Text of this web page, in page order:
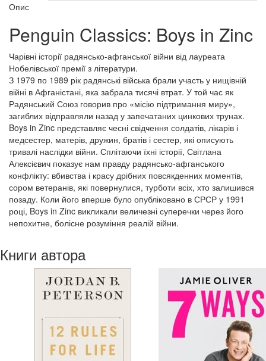
Опис
Penguin Classics: Boys in Zinc
Чарівні історії радянсько-афганської війни від лауреата
Нобелівської премії з літератури.
З 1979 по 1989 рік радянські війська брали участь у нищівній
війні в Афганістані, яка забрала тисячі втрат. У той час як
Радянський Союз говорив про «місію підтримання миру»,
загиблих відправляли назад у запечатаних цинкових трунах.
Boys in Zinc представляє чесні свідчення солдатів, лікарів і
медсестер, матерів, дружин, братів і сестер, які описують
тривалі наслідки війни. Сплітаючи їхні історії, Світлана
Алексієвич показує нам правду радянсько-афганського
конфлікту: вбивства і красу дрібних повсякденних моментів,
сором ветеранів, які повернулися, турботи всіх, хто залишився
позаду. Коли його вперше було опубліковано в СРСР у 1991
році, Boys in Zinc викликали величезні суперечки через його
непохитне, болісне розуміння реалій війни.
Книги автора